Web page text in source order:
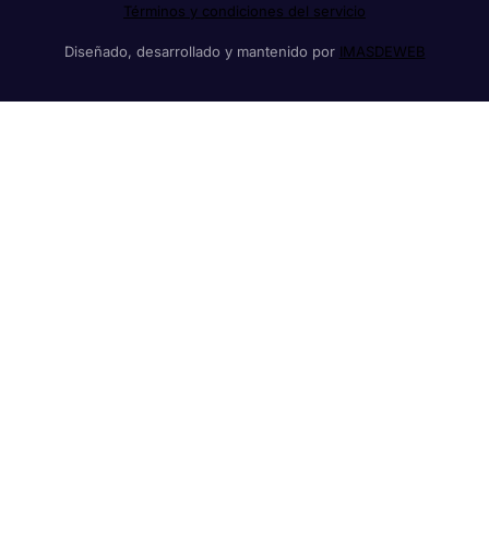
Términos y condiciones del servicio
Diseñado, desarrollado y mantenido por IMASDEWEB